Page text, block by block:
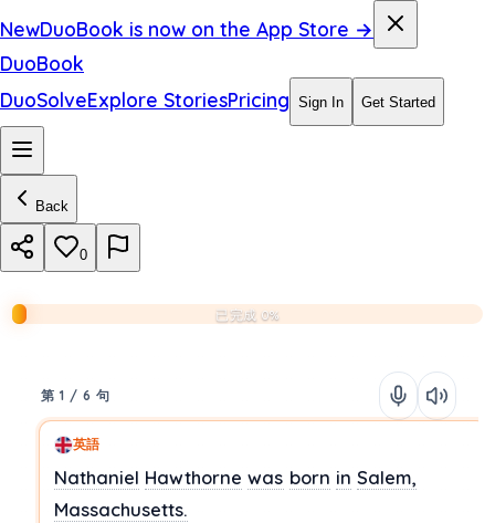
NewDuoBook is now on the App Store →
DuoBook
DuoSolveExplore StoriesPricing Sign In Get Started
Back
0
已完成 0%
第 1 / 6 句
英語
Nathaniel Hawthorne was born in Salem,
Massachusetts.